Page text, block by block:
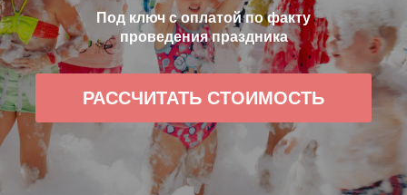
Под ключ с оплатой по факту
проведения праздника
РАССЧИТАТЬ СТОИМОСТЬ